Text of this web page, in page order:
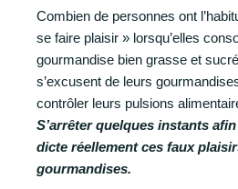
Combien de personnes ont
se faire plaisir » lorsqu’elles
gourmandise bien grasse et
s’excusent de leurs
contrôler leurs pulsions
S’arrêter quelques instants
dicte réellement ces faux
gourmandises.